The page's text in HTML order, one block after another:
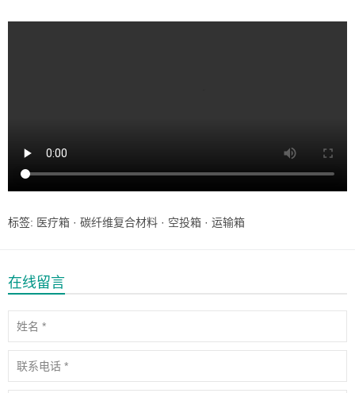
标签: 医疗箱 · 碳纤维复合材料 · 空投箱 · 运输箱
在线留言